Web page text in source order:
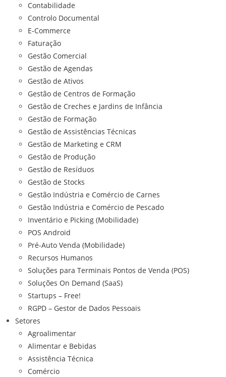
Contabilidade
Controlo Documental
E-Commerce
Faturação
Gestão Comercial
Gestão de Agendas
Gestão de Ativos
Gestão de Centros de Formação
Gestão de Creches e Jardins de Infância
Gestão de Formação
Gestão de Assistências Técnicas
Gestão de Marketing e CRM
Gestão de Produção
Gestão de Resíduos
Gestão de Stocks
Gestão Indústria e Comércio de Carnes
Gestão Indústria e Comércio de Pescado
Inventário e Picking (Mobilidade)
POS Android
Pré-Auto Venda (Mobilidade)
Recursos Humanos
Soluções para Terminais Pontos de Venda (POS)
Soluções On Demand (SaaS)
Startups – Free!
RGPD – Gestor de Dados Pessoais
Setores
Agroalimentar
Alimentar e Bebidas
Assistência Técnica
Comércio